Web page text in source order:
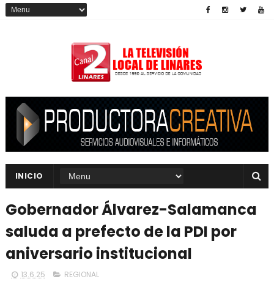
INICIO
Gobernador Álvarez-Salamanca
saluda a prefecto de la PDI por
aniversario institucional
13.6.25 REGIONAL